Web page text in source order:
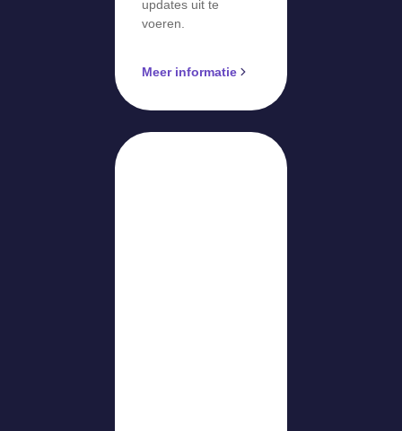
updates uit te
voeren.
Meer informatie